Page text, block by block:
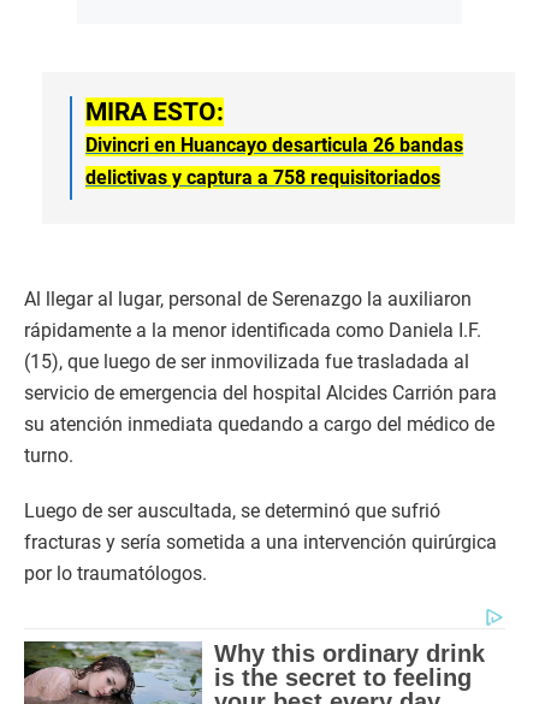
MIRA ESTO:
Divincri en Huancayo desarticula 26 bandas
delictivas y captura a 758 requisitoriados
Al llegar al lugar, personal de Serenazgo la auxiliaron
rápidamente a la menor identificada como Daniela I.F.
(15), que luego de ser inmovilizada fue trasladada al
servicio de emergencia del hospital Alcides Carrión para
su atención inmediata quedando a cargo del médico de
turno.
Luego de ser auscultada, se determinó que sufrió
fracturas y sería sometida a una intervención quirúrgica
por lo traumatólogos.